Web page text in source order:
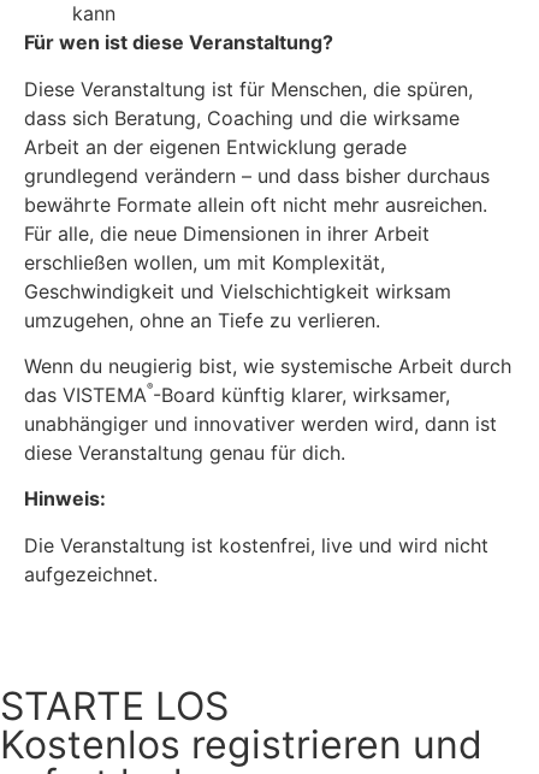
kann
Für wen ist diese Veranstaltung?
Diese Veranstaltung ist für Menschen, die spüren,
dass sich Beratung, Coaching und die wirksame
Arbeit an der eigenen Entwicklung gerade
grundlegend verändern – und dass bisher durchaus
bewährte Formate allein oft nicht mehr ausreichen.
Für alle, die neue Dimensionen in ihrer Arbeit
erschließen wollen, um mit Komplexität,
Geschwindigkeit und Vielschichtigkeit wirksam
umzugehen, ohne an Tiefe zu verlieren.
Wenn du neugierig bist, wie systemische Arbeit durch
das VISTEMA®-Board künftig klarer, wirksamer,
unabhängiger und innovativer werden wird, dann ist
diese Veranstaltung genau für dich.
Hinweis:
Die Veranstaltung ist kostenfrei, live und wird nicht
aufgezeichnet.
STARTE LOS
Kostenlos registrieren und